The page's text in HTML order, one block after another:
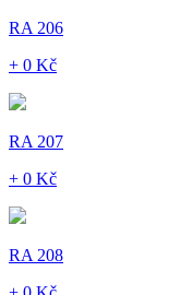
RA 206
+ 0 Kč
RA 207
+ 0 Kč
RA 208